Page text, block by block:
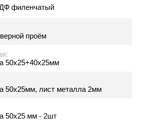
филенчатый
проём
50х25+40х25мм
50х25мм, лист металла 2мм
50х25 мм - 2шт